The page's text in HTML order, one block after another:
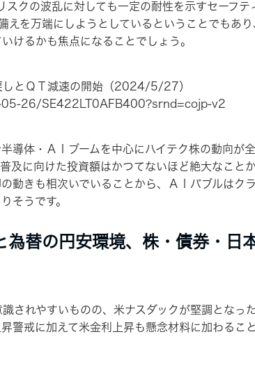
クの波乱に対しても一定の耐性を示すセーフテ
を万端にしようとしているということでもあ
けるかも焦点になることでしょう。
とＱＴ減速の開始（2024/5/27）
26/SE422LT0AFB400?srnd=cojp-v2
導体・ＡＩブームを中心にハイテク株の動向が
及に向けた投資額はかつてないほど絶大なこと
動きも相次いでいることから、ＡＩバブルはク
そうです。
為替の円安環境、株・債券・日
されやすいものの、米ナスダックが堅調となっ
警戒に加えて米金利上昇も懸念材料に加わるこ